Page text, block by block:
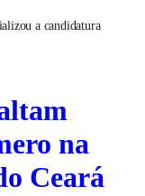
a candidatura
na
Ceará